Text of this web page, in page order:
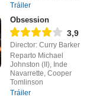
Tráiler
Obsession
3,9
Director: Curry Barker
Reparto Michael
Johnston (II), Inde
Navarrette, Cooper
Tomlinson
Tráiler